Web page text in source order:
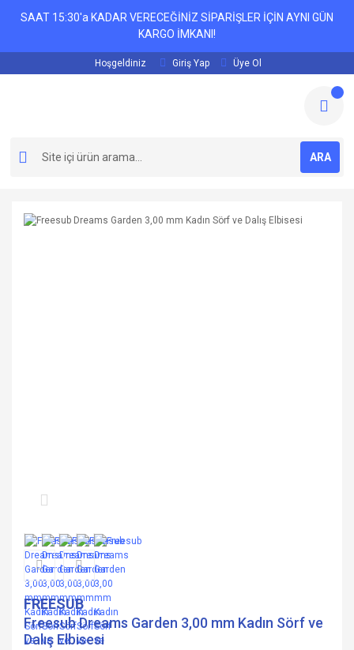
SAAT 15:30'a KADAR VERECEĞİNİZ SİPARİŞLER İÇİN AYNI GÜN
KARGO İMKANI!
Hoşgeldiniz Giriş Yap Üye Ol
ARA
FREESUB
Freesub Dreams Garden 3,00 mm Kadın Sörf ve
Dalış Elbisesi